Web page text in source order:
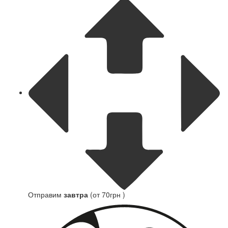
Отправим завтра (от 70грн )